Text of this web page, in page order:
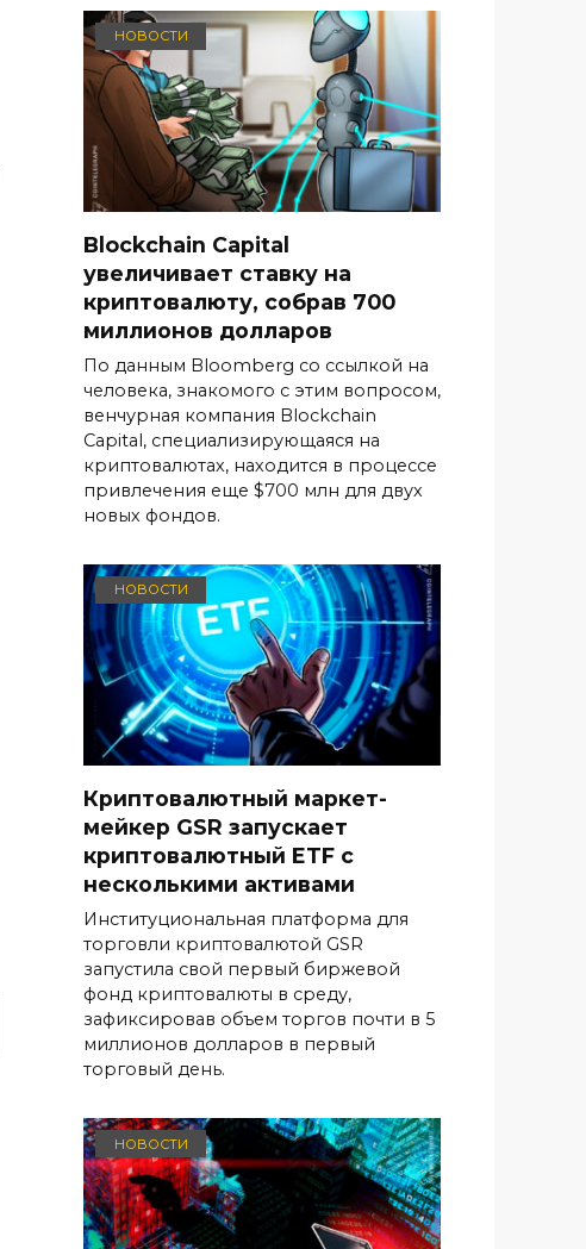
НОВОСТИ
Blockchain Capital
увеличивает ставку на
криптовалюту, собрав 700
миллионов долларов
По данным Bloomberg со ссылкой на
человека, знакомого с этим вопросом,
венчурная компания Blockchain
Capital, специализирующаяся на
криптовалютах, находится в процессе
привлечения еще $700 млн для двух
новых фондов.
НОВОСТИ
Криптовалютный маркет-
мейкер GSR запускает
криптовалютный ETF с
несколькими активами
Институциональная платформа для
торговли криптовалютой GSR
запустила свой первый биржевой
фонд криптовалюты в среду,
зафиксировав объем торгов почти в 5
миллионов долларов в первый
торговый день.
НОВОСТИ